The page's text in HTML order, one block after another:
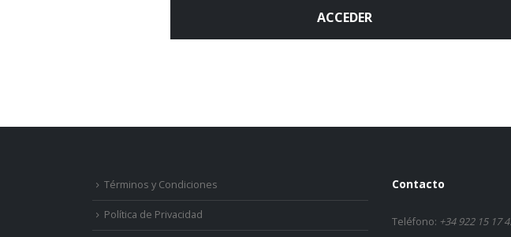
ACCEDER
Términos y Condiciones
Política de Privacidad
Contacto
Teléfono: +34 922 15 17